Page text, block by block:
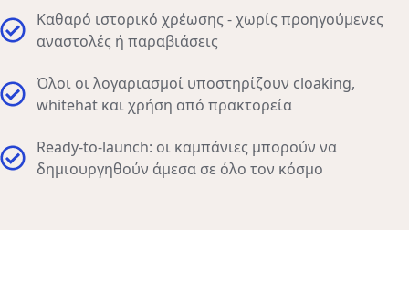
Καθαρό ιστορικό χρέωσης - χωρίς προηγούμενες
αναστολές ή παραβιάσεις
Όλοι οι λογαριασμοί υποστηρίζουν cloaking,
whitehat και χρήση από πρακτορεία
Ready-to-launch: οι καμπάνιες μπορούν να
δημιουργηθούν άμεσα σε όλο τον κόσμο